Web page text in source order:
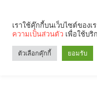
เราใช้คุ๊กกี้บนเว็บไซต์ของ
ความเป็นส่วนตัว เพื่อใช้บริ
ตัวเลือกคุ๊กกี้ ยอมรับ